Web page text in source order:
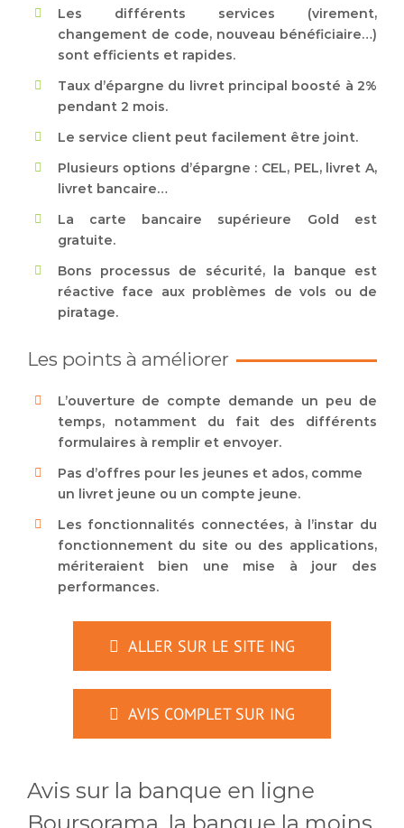
Les différents services (virement,
changement de code, nouveau bénéficiaire…)
sont efficients et rapides.
Taux d’épargne du livret principal boosté à 2%
pendant 2 mois.
Le service client peut facilement être joint.
Plusieurs options d’épargne : CEL, PEL, livret A,
livret bancaire…
La carte bancaire supérieure Gold est
gratuite.
Bons processus de sécurité, la banque est
réactive face aux problèmes de vols ou de
piratage.
Les points à améliorer
L’ouverture de compte demande un peu de
temps, notamment du fait des différents
formulaires à remplir et envoyer.
Pas d’offres pour les jeunes et ados, comme
un livret jeune ou un compte jeune.
Les fonctionnalités connectées, à l’instar du
fonctionnement du site ou des applications,
mériteraient bien une mise à jour des
performances.
ALLER SUR LE SITE ING
AVIS COMPLET SUR ING
Avis sur la banque en ligne